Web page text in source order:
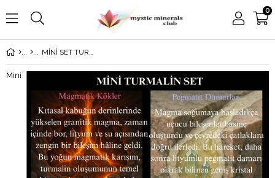
0
MİNİ SET TURMALİNLER
Mini